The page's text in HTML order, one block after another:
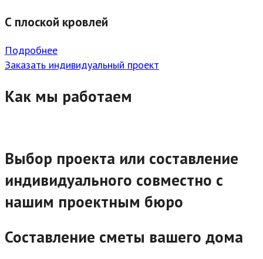
С плоской кровлей
Подробнее
Заказать индивидуальный проект
Как мы работаем
Выбор проекта или составление
индивидуального совместно с
нашим проектным бюро
Составление сметы вашего дома